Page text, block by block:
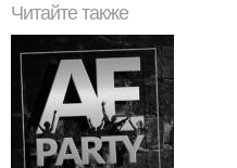
Читайте также